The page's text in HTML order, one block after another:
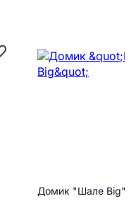
Домик "Шале Big"